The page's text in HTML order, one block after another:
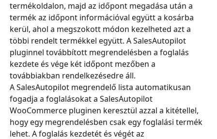
termékoldalon, majd az időpont megadása után a
termék az időpont információval együtt a kosárba
kerül, ahol a megszokott módon kezelheted azt a
többi rendelt termékkel együtt. A SalesAutopilot
pluginnel továbbított megrendelésben a foglalás
kezdete és vége két időpont mezőben a
továbbiakban rendelkezésedre áll.
A SalesAutopilot megrendelő lista automatikusan
fogadja a foglalásokat a SalesAutopilot
WooCommerce pluginen keresztül azzal a kitétellel,
hogy egy megrendelésben csak egy foglalási termék
lehet. A foglalás kezdetét és végét az